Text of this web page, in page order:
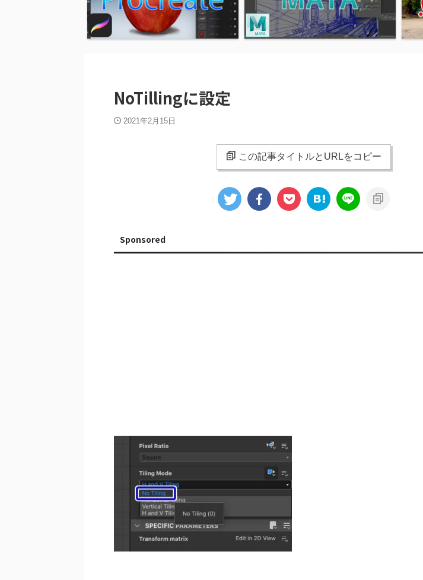
NoTillingに設定
2021年2月15日
この記事タイトルとURLをコピー
Sponsored